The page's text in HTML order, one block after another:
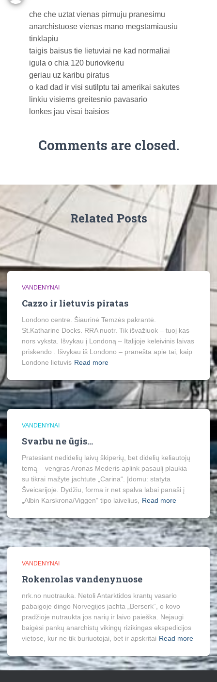
che che uztat vienas pirmuju pranesimu
anarchistuose vienas mano megstamiausiu
tinklapiu
taigis baisus tie lietuviai ne kad normaliai
igula o chia 120 buriovkeriu
geriau uz karibu piratus
o kad dad ir visi sutilptu tai amerikai sakutes
linkiu visiems greitesnio pavasario
lonkes jau visai baisios
Comments are closed.
Related Posts
VANDENYNAI
Cazzo ir lietuvis piratas
Londono centre. Šiaurinė Temzės pakrantė.
St.Katharine Docks. RRA nuotr. Tik išvažiuok – tuoj kas
nors vyksta. Išvykau į Londoną – Italijoje keleivinis laivas
priskendo . Išvykau iš Londono – pranešta apie tai, kaip
Londone lietuvis Read more
VANDENYNAI
Svarbu ne ūgis…
Pratesiant nedidelių laivų škiperių, bet didelių keliautojų
temą – vengras Aronas Mederis aplink pasaulį plaukia
su tikrai mažyte jachtute „Carina“. Įdomu: statyta
Šveicarijoje. Dydžiu, forma ir net spalva labai panaši į
„Albin Karskrona/Viggen” tipo laivelius,
Read more
VANDENYNAI
Rokenrolas vandenynuose
nrk.no nuotrauka. Netoli Antarktidos krantų vasario
pabaigoje dingo Norvegijos jachta „Berserk“, o kovo
pradžioje nutraukta jos narių ir laivo paieška. Nejaugi
baigėsi pankų anarchistų vikingų rizikingas ekspedicijos
vietose, kur ne tik buriuotojai, bet ir apskritai Read more